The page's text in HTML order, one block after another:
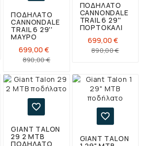
ΠΟΔΗΛΑΤΟ
CANNONDALE
TRAIL 6 29''
ΜΑΎΡΟ
699,00 €
890,00 €Κανονική
Τιμή
ΠΟΔΗΛΑΤΟ
CANNONDALE
TRAIL 6 29''
ΠΟΡΤΟΚΑΛΊ
699,00 €
890,00 €Τιμή

GIANT TALON
29 2 ΜΤΒ
ΠΟΔΉΛΑΤΟ

GIANT TALON